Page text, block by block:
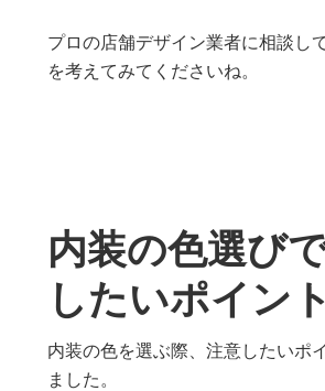
プロの店舗デザイン業者に相談し
を考えてみてくださいね。
内装の色選び
したいポイント
内装の色を選ぶ際、注意したいポ
ました。